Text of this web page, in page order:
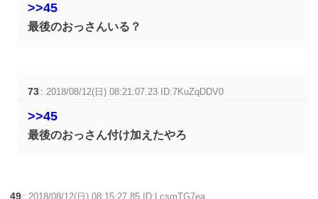
>>45
最後のおっさんいる？
73 :2018/08/12(日) 08:21:07.23 ID:7KuZqDDV0
>>45
最後のおっさん付け加えたやろ
49 : 2018/08/12(日) 08:15:27.85 ID:LcsmTG7ea